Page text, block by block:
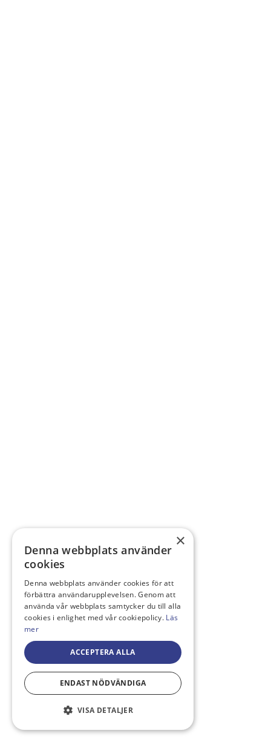
×
Denna webbplats använder
cookies
Denna webbplats använder cookies för att
förbättra användarupplevelsen. Genom att
använda vår webbplats samtycker du till alla
cookies i enlighet med vår cookiepolicy. Läs
mer
ACCEPTERA ALLA
ENDAST NÖDVÄNDIGA
VISA DETALJER